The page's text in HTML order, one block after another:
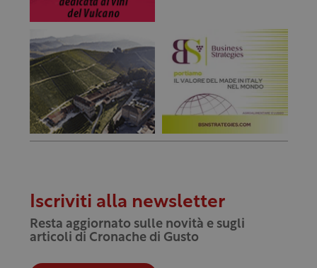
Iscriviti alla newsletter
Resta aggiornato sulle novità e sugli
articoli di Cronache di Gusto